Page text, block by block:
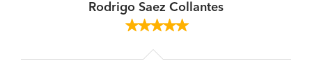
Rodrigo Saez Collantes